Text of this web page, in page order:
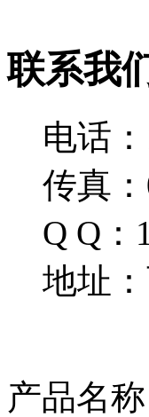
联系我
电话
传真
Q Q：
地址
产品名称